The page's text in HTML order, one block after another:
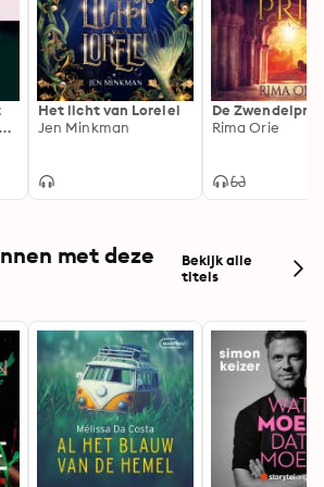
Het licht van Lorelei
Jen Minkman
De
Rima Orie
met deze
Bekijk alle
titels